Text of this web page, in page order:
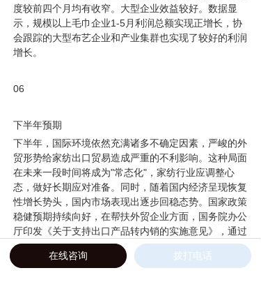
度较前四个月均有收窄。大型企业效益较好。数据显
示，规模以上毛巾企业1-5月利润总额实现正增长，协
会跟踪的大型布艺企业和产业集群也实现了较好的利润
增长。
06
下半年预期
下半年，国际环境依然充满诸多不确定因素，严峻的外
贸形势给家纺出口贸易造成严重的不利影响。这种局面
在未来一段时间将成为"常态化"，家纺行业应调整心
态，做好长期应对准备。同时，随着国内经济呈现恢复
性增长势头，国内市场表现出逐步回稳态势。国家政策
稳健预期持续向好，在帮扶外贸企业方面，国务院办公
厅印发《关于支持出口产品转内销的实施意见》，通过
十条具体措施帮助外贸企业更好打通国内市场；在财政
支持方面，今年中央财政通过新增赤字和特别国债支持
在线咨询 拨打电话